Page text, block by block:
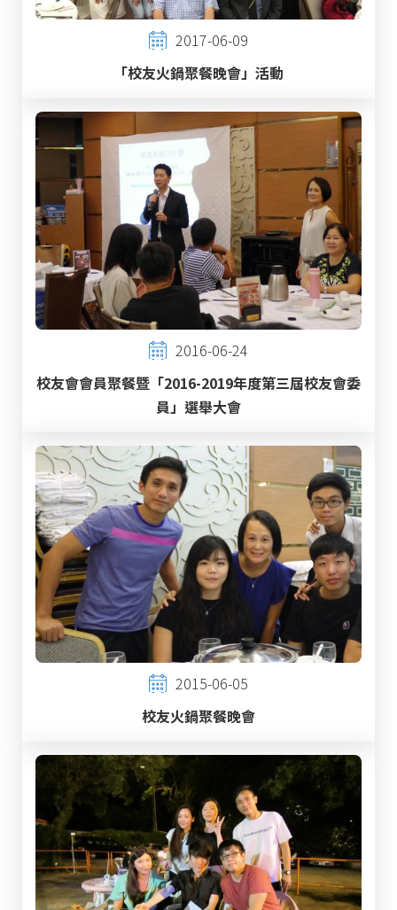
2017-06-09
「校友火鍋聚餐晚會」活動
2016-06-24
校友會會員聚餐暨「2016-2019年度第三屆校友會委
員」選舉大會
2015-06-05
校友火鍋聚餐晚會